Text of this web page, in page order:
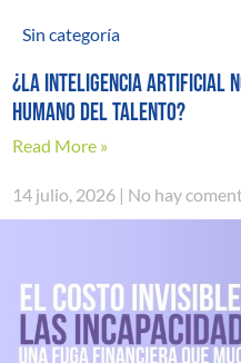
Sin categoría
¿La inteligencia artificial
humano del talento?
Read More »
14 julio, 2026 No hay